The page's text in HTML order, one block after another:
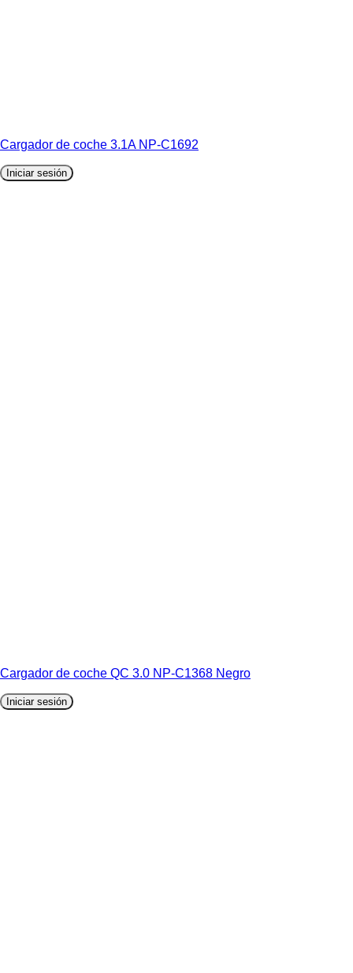
Cargador de coche 3.1A NP-C1692
Iniciar sesión
Cargador de coche QC 3.0 NP-C1368 Negro
Iniciar sesión